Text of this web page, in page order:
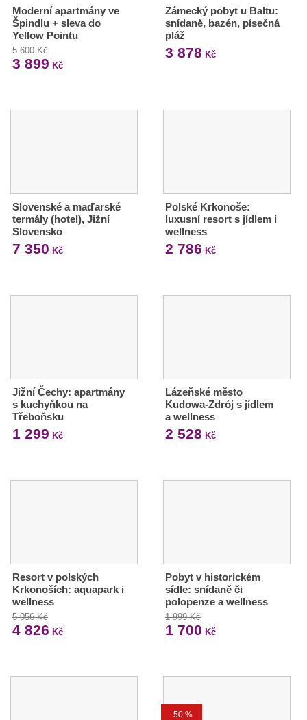
Moderní apartmány ve
Špindlu + sleva do
Yellow Pointu
5 600 Kč
3 899 Kč
Zámecký pobyt u Baltu:
snídaně, bazén, písečná
pláž
3 878 Kč
Slovenské a maďarské
termály (hotel), Jižní
Slovensko
7 350 Kč
Polské Krkonoše:
luxusní resort s jídlem i
wellness
2 786 Kč
Jižní Čechy: apartmány
s kuchyňkou na
Třeboňsku
1 299 Kč
Lázeňské město
Kudowa-Zdrój s jídlem
a wellness
2 528 Kč
Resort v polských
Krkonoších: aquapark i
wellness
5 056 Kč
4 826 Kč
Pobyt v historickém
sídle: snídaně či
polopenze a wellness
1 999 Kč
1 700 Kč
-50 %